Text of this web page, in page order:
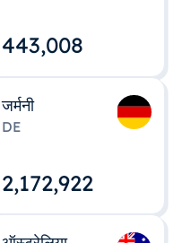
443,008
जर्मनी
DE
2,172,922